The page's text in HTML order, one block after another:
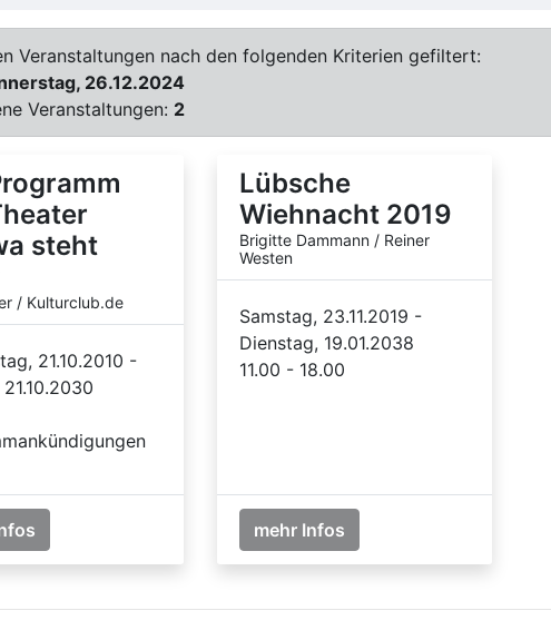
Veranstaltungen nach den folgenden Kriterien gefiltert:
26.12.2024
Veranstaltungen: 2
steht
/ Kulturclub.de
21.10.2010 -
Lübsche
Wiehnacht 2019
Brigitte Dammann / Reiner
Westen
Samstag, 23.11.2019 -
Dienstag, 19.01.2038
11.00 - 18.00
mehr Infos